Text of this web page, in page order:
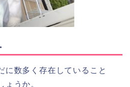
に数多く存在していること
ょうか。